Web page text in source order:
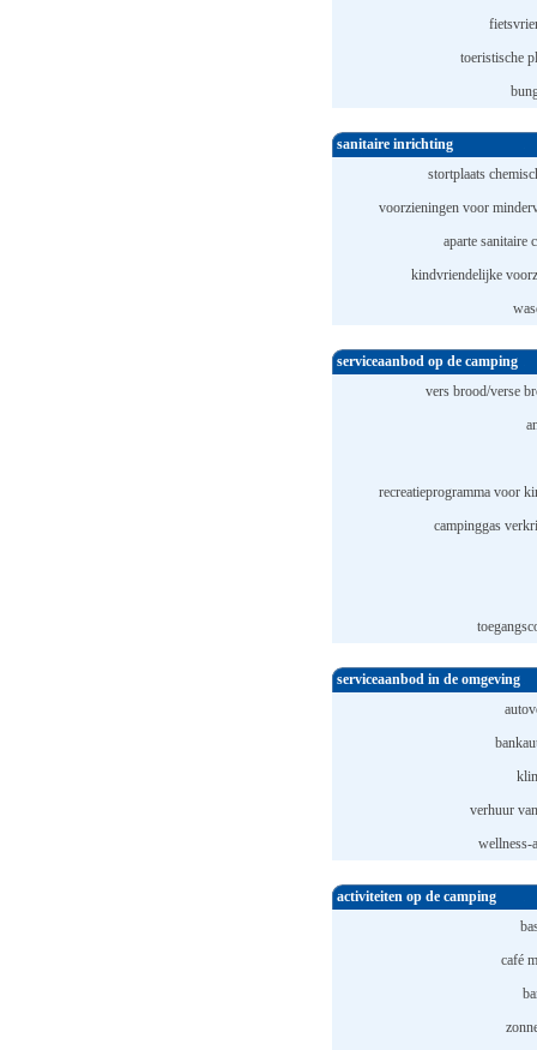
toeristische
sanitaire inrichting
stortplaats
voorzieningen voor
aparte sanitaire
kindvriendelijke
serviceaanbod op de camping
vers brood/verse
recreatieprogramma voor
campinggas
serviceaanbod in de omgeving
verhuur
wellness-
activiteiten op de camping
café